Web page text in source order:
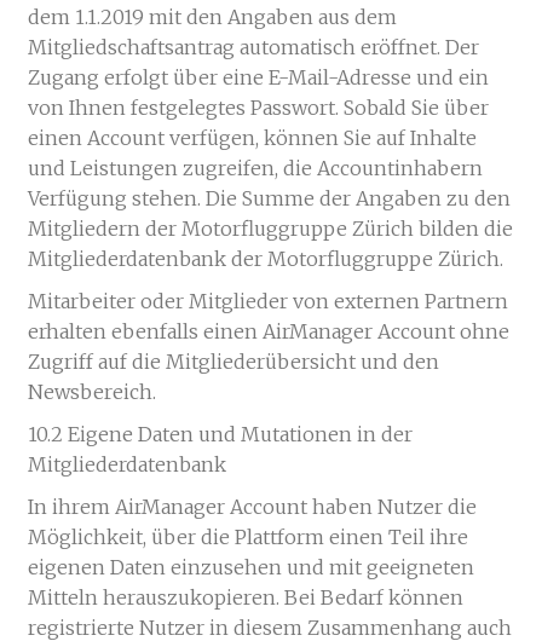
dem 1.1.2019 mit den Angaben aus dem
Mitgliedschaftsantrag automatisch eröffnet. Der
Zugang erfolgt über eine E-Mail-Adresse und ein
von Ihnen festgelegtes Passwort. Sobald Sie über
einen Account verfügen, können Sie auf Inhalte
und Leistungen zugreifen, die Accountinhabern
Verfügung stehen. Die Summe der Angaben zu den
Mitgliedern der Motorfluggruppe Zürich bilden die
Mitgliederdatenbank der Motorfluggruppe Zürich.
Mitarbeiter oder Mitglieder von externen Partnern
erhalten ebenfalls einen AirManager Account ohne
Zugriff auf die Mitgliederübersicht und den
Newsbereich.
10.2 Eigene Daten und Mutationen in der
Mitgliederdatenbank
In ihrem AirManager Account haben Nutzer die
Möglichkeit, über die Plattform einen Teil ihre
eigenen Daten einzusehen und mit geeigneten
Mitteln herauszukopieren. Bei Bedarf können
registrierte Nutzer in diesem Zusammenhang auch